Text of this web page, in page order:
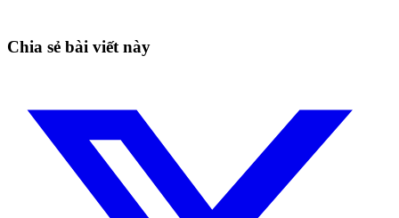
Chia sẻ bài viết này